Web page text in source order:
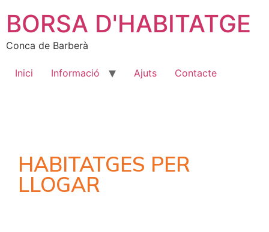
BORSA D'HABITATGE
Conca de Barberà
Inici Informació Ajuts Contacte
HABITATGES PER
LLOGAR